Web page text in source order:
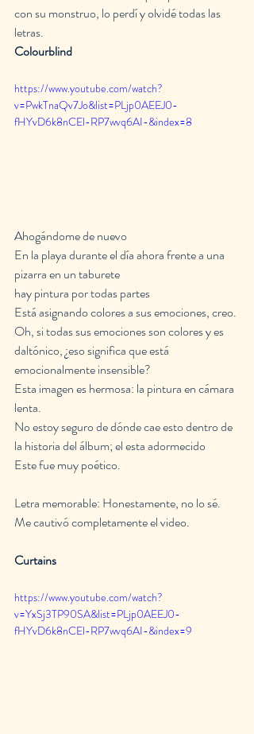
con su monstruo, lo perdí y olvidé todas las
letras.
Colourblind
https://www.youtube.com/watch?
v=PwkTnaQv7Jo&list=PLjp0AEEJ0-
fHYvD6k8nCEl-RP7wvq6AI-&index=8
Ahogándome de nuevo
En la playa durante el día ahora frente a una
pizarra en un taburete
hay pintura por todas partes
Está asignando colores a sus emociones, creo.
Oh, si todas sus emociones son colores y es
daltónico, ¿eso significa que está
emocionalmente insensible?
Esta imagen es hermosa: la pintura en cámara
lenta.
No estoy seguro de dónde cae esto dentro de
la historia del álbum; el esta adormecido
Este fue muy poético.
Letra memorable: Honestamente, no lo sé.
Me cautivó completamente el video.
Curtains
https://www.youtube.com/watch?
v=YxSj3TP90SA&list=PLjp0AEEJ0-
fHYvD6k8nCEl-RP7wvq6AI-&index=9